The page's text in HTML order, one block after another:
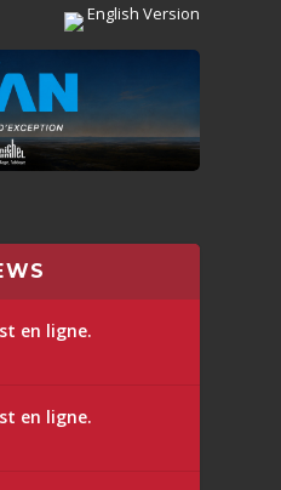
English Version
en ligne.
en ligne.